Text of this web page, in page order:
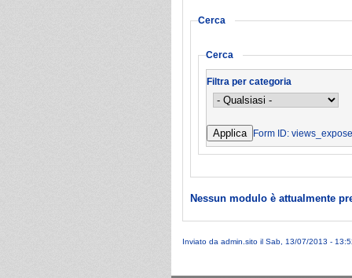
Cerca
Cerca
Filtra per categoria
Form ID:
Nessun modulo è attualmente
Inviato da admin.sitoil Sab, 13/07/2013 -